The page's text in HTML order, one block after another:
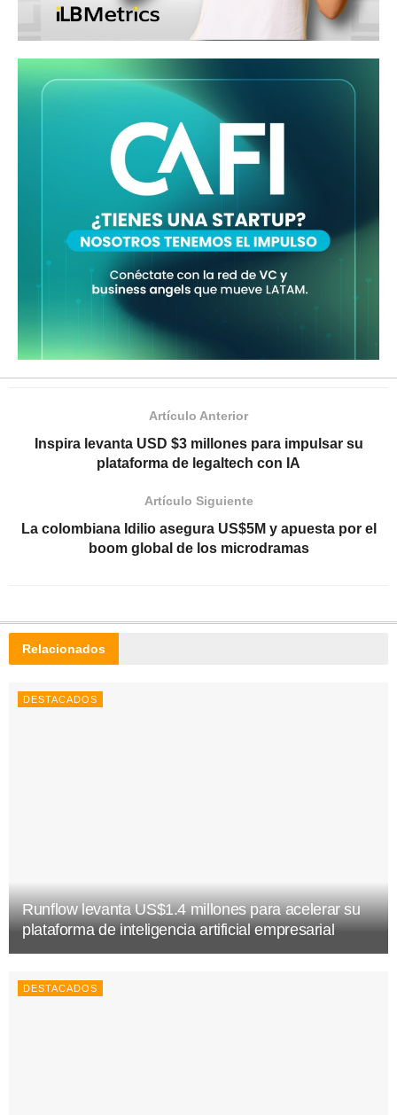
Artículo Anterior
Inspira levanta USD $3 millones para impulsar su
plataforma de legaltech con IA
Artículo Siguiente
La colombiana Idilio asegura US$5M y apuesta por el
boom global de los microdramas
Relacionados
DESTACADOS
Runflow levanta US$1.4 millones para acelerar su
plataforma de inteligencia artificial empresarial
DESTACADOS